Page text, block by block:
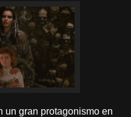
un gran protagonismo en